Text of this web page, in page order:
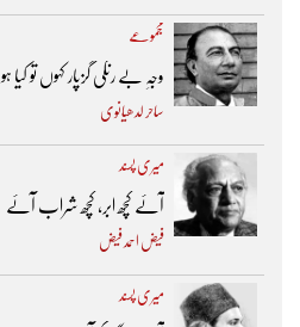
مجموعے
وجہِ بے رنگی گزپار کہوں تو کیا ہو
ساحر لدھیانوی
میری پسند
آئے کچھ ابر، کچھ شراب آئے
فیض احمد فیض
میری پسند